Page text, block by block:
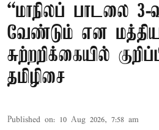
“மாநிலப் பாடலை 3-
வேண்டும் என
சுற்றறிக்கையில்
தமிழிசை
Published on: 10 Aug 2026, 7:58 am